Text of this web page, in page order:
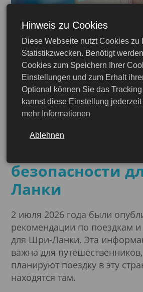
Шри-Ланка
Актуальные
рекомендации
безопасности
Ланки
2 июля 2026 года были
рекомендации по поездкам и
для Шри-Ланки. Эта
важна для
планируют поездку в эту
находятся там.
Hinweis zu Cookies
Diese Webseite nutzt Cookies zu
Statistikzwecken. Benötigt
Cookies zum Speichern Ihrer
Einstellungen und zum Erhalt
Optional können Sie das
kannst diese Einstellung
mehr Informationen
Ablehnen